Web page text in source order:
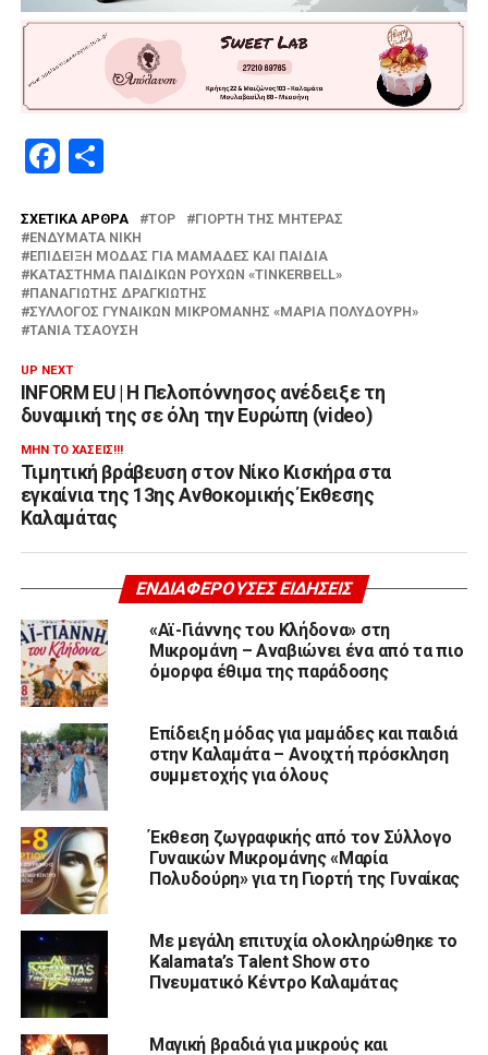
Facebook
Μοιραστείτε
ΣΧΕΤΙΚΆ ΆΡΘΡΑ TOP
ΓΙΟΡΤΉ ΤΗΣ ΜΗΤΈΡΑΣ
ΕΝΔΎΜΑΤΑ ΝΊΚΗ
ΕΠΊΔΕΙΞΗ ΜΌΔΑΣ ΓΙΑ ΜΑΜΆΔΕΣ ΚΑΙ ΠΑΙΔΙΆ
ΚΑΤΆΣΤΗΜΑ ΠΑΙΔΙΚΏΝ ΡΟΎΧΩΝ «TINKERBELL»
ΠΑΝΑΓΙΏΤΗΣ ΔΡΑΓΚΙΏΤΗΣ
ΣΎΛΛΟΓΟΣ ΓΥΝΑΙΚΏΝ ΜΙΚΡΟΜΆΝΗΣ «ΜΑΡΊΑ ΠΟΛΥΔΟΎΡΗ»
ΤΆΝΙΑ ΤΣΑΟΎΣΗ
UP NEXT
INFORM EU | Η Πελοπόννησος ανέδειξε τη
δυναμική της σε όλη την Ευρώπη (video)
ΜΗΝ ΤΟ ΧΆΣΕΙΣ!!!
Τιμητική βράβευση στον Νίκο Κισκήρα στα
εγκαίνια της 13ης Ανθοκομικής Έκθεσης
Καλαμάτας
ΕΝΔΙΑΦΈΡΟΥΣΕΣ ΕΙΔΉΣΕΙΣ
«Αϊ-Γιάννης του Κλήδονα» στη
Μικρομάνη – Αναβιώνει ένα από τα πιο
όμορφα έθιμα της παράδοσης
Επίδειξη μόδας για μαμάδες και παιδιά
στην Καλαμάτα – Ανοιχτή πρόσκληση
συμμετοχής για όλους
Έκθεση ζωγραφικής από τον Σύλλογο
Γυναικών Μικρομάνης «Μαρία
Πολυδούρη» για τη Γιορτή της Γυναίκας
Με μεγάλη επιτυχία ολοκληρώθηκε το
Kalamata’s Talent Show στο
Πνευματικό Κέντρο Καλαμάτας
Μαγική βραδιά για μικρούς και